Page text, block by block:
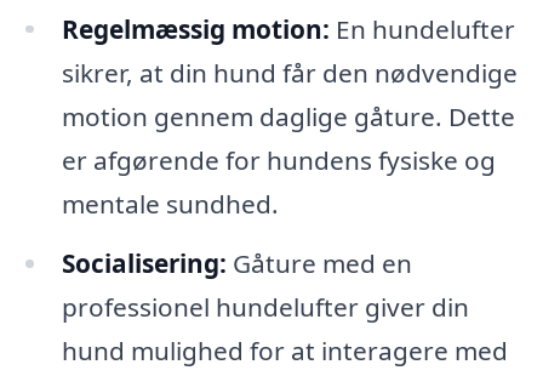
Regelmæssig motion: En hundelufter
sikrer, at din hund får den nødvendige
motion gennem daglige gåture. Dette
er afgørende for hundens fysiske og
mentale sundhed.
Socialisering: Gåture med en
professionel hundelufter giver din
hund mulighed for at interagere med